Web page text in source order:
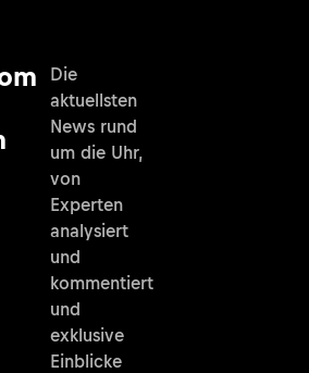
Die
aktuellsten
News rund
um die Uhr,
von
Experten
analysiert
und
kommentiert
und
exklusive
Einblicke